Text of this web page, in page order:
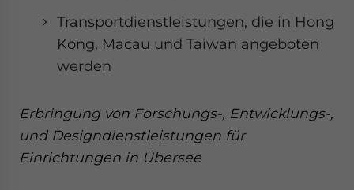
Transportdienstleistungen, die in Hong
Kong, Macau und Taiwan angeboten
werden
Erbringung von Forschungs-, Entwicklungs-,
und Designdienstleistungen für
Einrichtungen in Übersee